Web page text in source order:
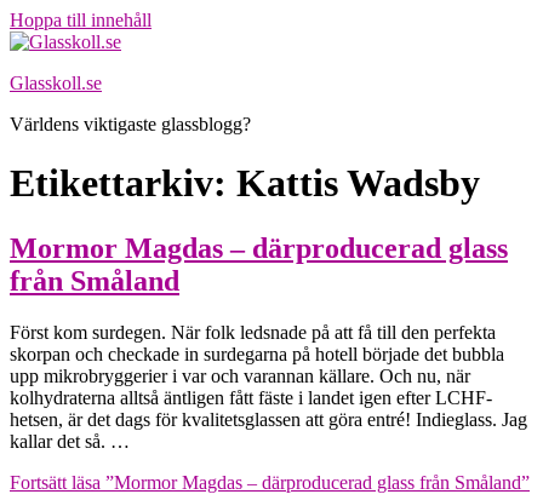
Hoppa till innehåll
Glasskoll.se
Världens viktigaste glassblogg?
Etikettarkiv: Kattis Wadsby
Mormor Magdas – därproducerad glass
från Småland
Först kom surdegen. När folk ledsnade på att få till den perfekta
skorpan och checkade in surdegarna på hotell började det bubbla
upp mikrobryggerier i var och varannan källare. Och nu, när
kolhydraterna alltså äntligen fått fäste i landet igen efter LCHF-
hetsen, är det dags för kvalitetsglassen att göra entré! Indieglass. Jag
kallar det så. …
Fortsätt läsa ”Mormor Magdas – därproducerad glass från Småland”